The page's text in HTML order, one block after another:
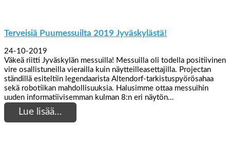
Terveisiä Puumessuilta 2019 Jyväskylästä!
24-10-2019
Väkeä riitti Jyväskylän messuilla! Messuilla oli todella positiivinen
vire osallistuneilla vierailla kuin näytteilleasettajilla. Projectan
ständillä esiteltiin legendaarista Altendorf-tarkistuspyörösahaa
sekä robotiikan mahdollisuuksia. Halusimme ottaa messuihin
uuden informatiivisemman kulman 8:n eri näytön…
Lue lisää…